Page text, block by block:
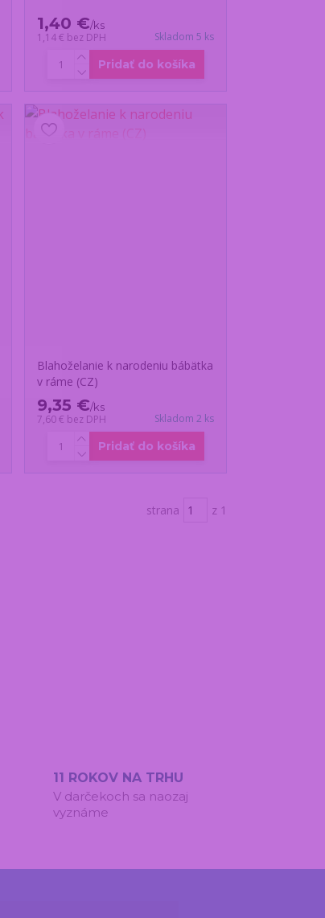
1,40 €/ks
1,14 € bez DPH Skladom 5 ks
Pridať do košíka
Blahoželanie k narodeniu bábätka
v ráme (CZ)
9,35 €/ks
7,60 € bez DPH Skladom 2 ks
Pridať do košíka
strana z 1
11 ROKOV NA TRHU
V darčekoch sa naozaj
vyznáme